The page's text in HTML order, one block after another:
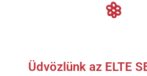
Üdvözlünk az ELTE